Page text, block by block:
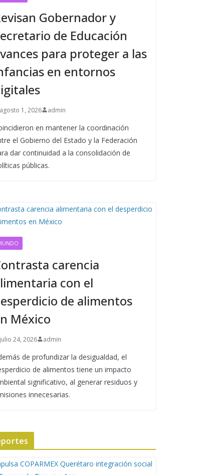
Gobernador y
de Educación
para proteger a las
en entornos
agosto 1, 2026 admin
en mantener la coordinación
el Gobierno del Estado y la Federación
dar continuidad a la consolidación de
públicas.
carencia
con el
de alimentos
México
julio 24, 2026 admin
de profundizar la desigualdad, el
de alimentos tiene un impacto
significativo, al generar residuos y
innecesarias.